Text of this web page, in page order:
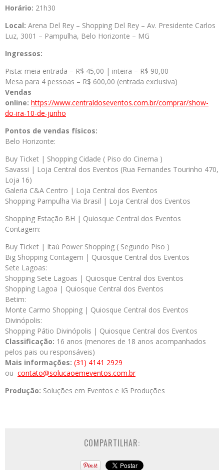
Horário: 21h30
Local: Arena Del Rey – Shopping Del Rey – Av. Presidente Carlos
Luz, 3001 – Pampulha, Belo Horizonte – MG
Ingressos:
Pista: meia entrada – R$ 45,00 | inteira – R$ 90,00
Mesa para 4 pessoas – R$ 600,00 (entrada exclusiva)
Vendas
online: https://www.centraldoseventos.com.br/comprar/show-
do-ira-10-de-junho
Pontos de vendas físicos:
Belo Horizonte:
Buy Ticket | Shopping Cidade ( Piso do Cinema )
Savassi | Loja Central dos Eventos (Rua Fernandes Tourinho 470,
Loja 16)
Galeria C&A Centro | Loja Central dos Eventos
Shopping Pampulha Via Brasil | Loja Central dos Eventos
Shopping Estação BH | Quiosque Central dos Eventos
Contagem:
Buy Ticket | Itaú Power Shopping ( Segundo Piso )
Big Shopping Contagem | Quiosque Central dos Eventos
Sete Lagoas:
Shopping Sete Lagoas | Quiosque Central dos Eventos
Shopping Lagoa | Quiosque Central dos Eventos
Betim:
Monte Carmo Shopping | Quiosque Central dos Eventos
Divinópolis:
Shopping Pátio Divinópolis | Quiosque Central dos Eventos
Classificação: 16 anos (menores de 18 anos acompanhados
pelos pais ou responsáveis)
Mais informações: (31) 4141 2929
ou contato@solucaoemeventos.com.br
Produção: Soluções em Eventos e IG Produções
COMPARTILHAR: